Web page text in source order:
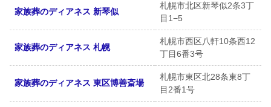
家族葬のディアネス 新琴似
札幌市北区新琴似2条3丁
目1−5
家族葬のディアネス 札幌
札幌市西区八軒10条西12
丁目6番3号
家族葬のディアネス 東区博善斎場
札幌市東区北28条東8丁
目2番1号